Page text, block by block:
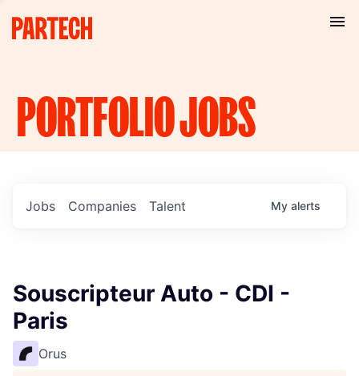
PORTFOLIOJOBS
Jobs Companies Talent My alerts
Souscripteur Auto - CDI -
Paris
Orus